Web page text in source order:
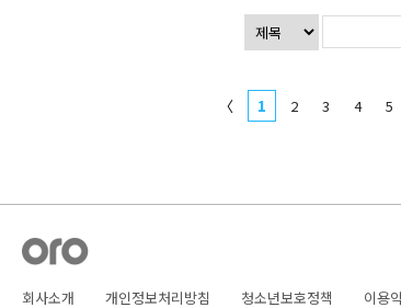
〈 1 2 3 4 5
회사소개 개인정보처리방침 청소년보호정책 이용